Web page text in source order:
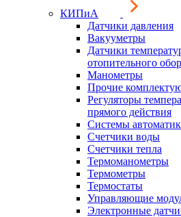
КИПиА
Датчики давления
Вакууметры
Датчики
отопительного
Манометры
Прочие
Регуляторы
прямого действия
Системы
Счетчики воды
Счетчики тепла
Термоманометры
Термометры
Термостаты
Управляющие
Электронные